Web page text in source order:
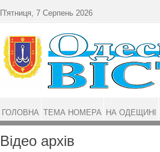
Відео архів
П'ятниця, 7 Серпень 2026
ГОЛОВНА ТЕМА НОМЕРА НА ОДЕЩИНІ